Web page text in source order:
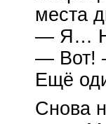
места
— Я…
— Вот!
Ещё
Снова